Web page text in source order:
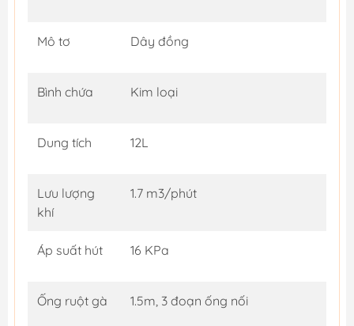
Mô tơ Dây đồng
Bình chứa Kim loại
Dung tích 12L
Lưu lượng
khí
1.7 m3/phút
Áp suất hút 16 KPa
Ống ruột gà 1.5m, 3 đoạn ống nối